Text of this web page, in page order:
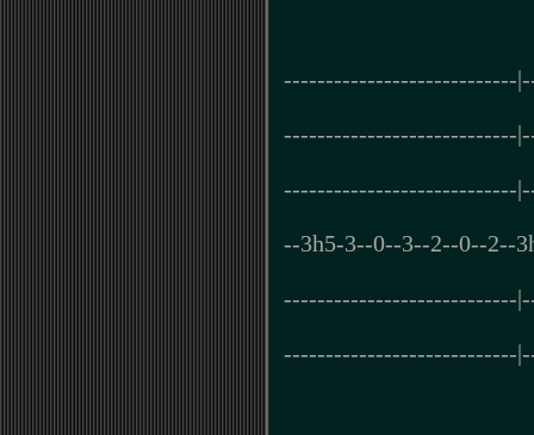
----------------------------
----------------------------
----------------------------
--3h5-3--0--3--2--0--2--
----------------------------
----------------------------